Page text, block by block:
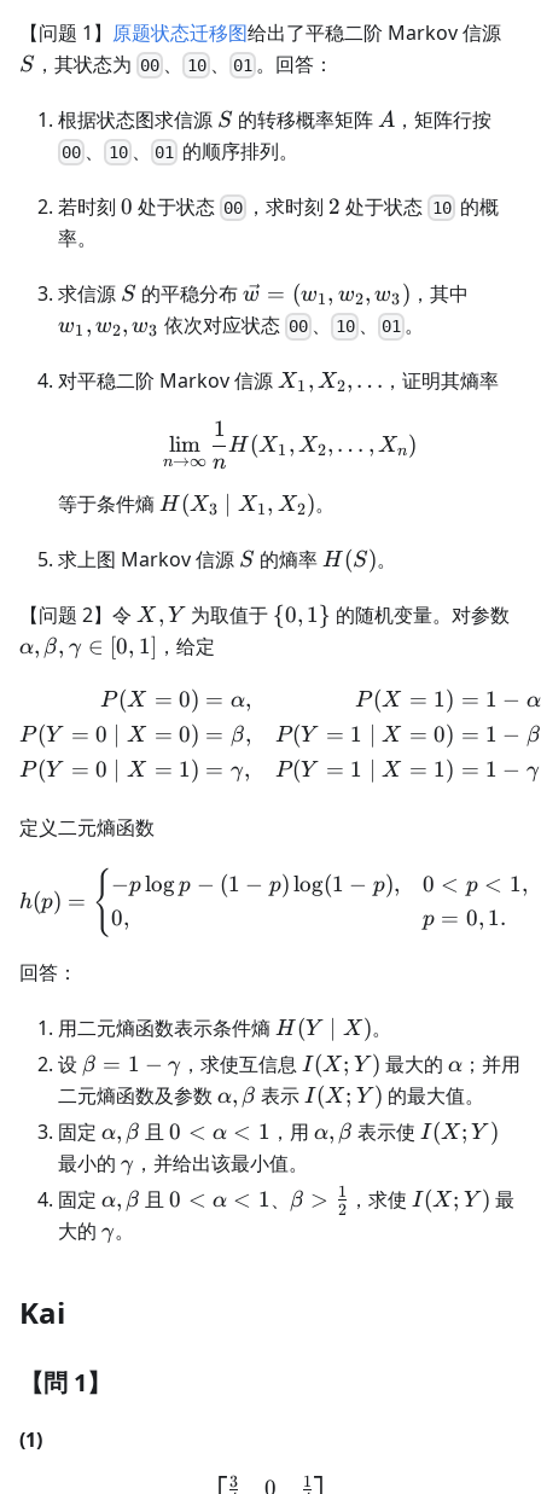
【问题 1】 原题状态迁移图给出了平稳二阶 Markov 信源
S ，其状态为 00 、 10、 01 。回答：
根据状态图求信源 S
S 的转移概率矩阵A
A ，矩阵行按
00 、 10、 01 的顺序排列。
若时刻 0
0 处于状态 00 ，求时刻 2
2 处于状态 10的概
率。
求信源 S
S 的平稳分布\vec w=
(w_1,w_2,w_3)
w = (w1, w2, w3) ，其中
w1 , w2, w3 依次对应状态 00 、 10、 01 。
对平稳二阶 Markov 信源 X_1,X_2,\ldots
X1 , X2, … ，证明其熵率
n→∞
lim
n
1
H (X1 , X2, … , Xn)
等于条件熵 H(X_3\mid
H (X3 X1, X2)。
求上图 Markov 信源 S
S 的熵率H(S)
H (S)。
【问题 2】令 X,Y
X , Y 为取值于 \
{0, 1} 的随机变量。对参数
α, β, γ ∈ [0, 1] ，给定
\begin{aligned}
P(X = 0)
P(Y = 0 ∣ X = 0)
P(Y = 0 X = 1)
= α,
= β,
= γ,
P(X = 1)
P(Y = 1 ∣ X = 0)
P(Y = 1 X = 1)
= 1 − α
= 1 − β
= 1 − γ
定义二元熵函数
h(p)= \begin{cases} -
h(p) = { −plogp − (1 − p)log(1 − p),
0,
0 < p < 1,
p = 0, 1.
回答：
用二元熵函数表示条件熵 H(Y\mid
X)
H (Y X)。
设 \beta=1-
\gamma
β = 1 − γ ，求使互信息I(X;Y)
I(X; Y ) 最大的 \alpha
α ；并用
二元熵函数及参数 \alpha,\beta
α, β 表示I(X;Y)
I(X; Y ) 的最大值。
固定 \alpha,\beta
α, β 且0<\alpha<1
0 < α < 1 ，用 \alpha,\beta
α, β 表示使I(X;Y)
I(X; Y )
最小的 \gamma
γ ，并给出该最小值。
固定 \alpha,\beta
α, β 且0<\alpha<1
0 < α < 1、 \beta>\frac12
β > 2
1 ，求使I(X;Y)
I(X; Y ) 最
大的 \gamma
γ。
Kai
【問 1】
(1)
3 0 1